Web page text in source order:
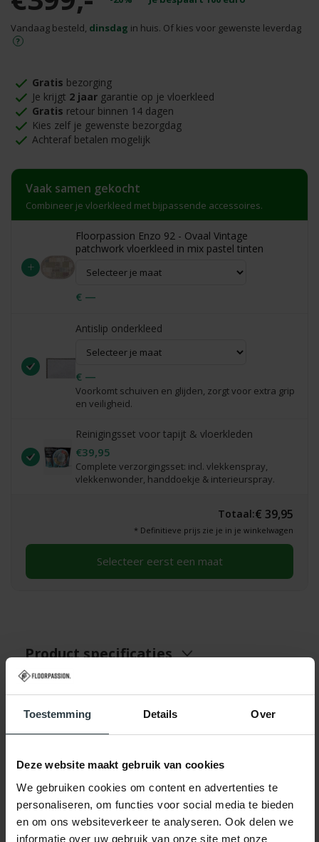
Toestemming Details Over
Deze website maakt gebruik van cookies
We gebruiken cookies om content en advertenties te
personaliseren, om functies voor social media te bieden
en om ons websiteverkeer te analyseren. Ook delen we
informatie over uw gebruik van onze site met onze
Vandaag besteld, dinsdag in huis. Of kies voor gewenste leverdag
Gratis bezorging
Je krijgt 2 jaar garantie op je vloerkleed
Gratis retour binnen 14 dagen
Kies zelf je gewenste bezorgdag
Achteraf betalen mogelijk
Vaak samen gekocht
Combineer je vloerkleed met bijpassende accessoires.
+
Floorpassion Enzo 92 - Ovaal Vintage
patchwork vloerkleed in mix pastel tinten
€ —
Antislip onderkleed
€ —
Voorkomt schuiven en glijden, zorgt voor extra grip
en veiligheid.
Reinigingsset voor tapijt & vloerkleden
€39,95
Complete verzorgingsset: incl. vlekkenspray,
vlekkenwonder, handdoekje & interieurspray.
Totaal:€ 39,95
* Definitieve prijs zie je in je winkelwagen
Selecteer eerst een maat
Product specificaties
Specificaties
Artikelnaam: Enzo 92 Ovaal
Merk: Floorpassion
Kleur: 92, Multi